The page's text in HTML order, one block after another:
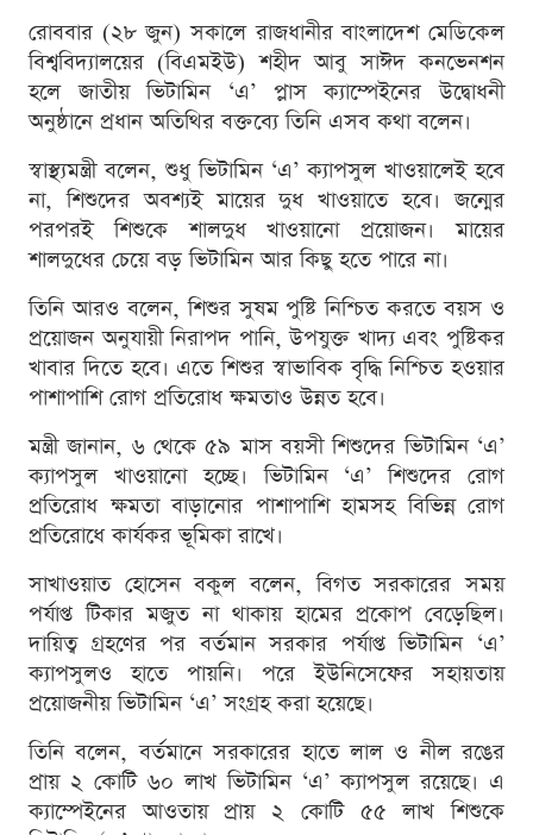
রোববার (২৮ জুন) সকালে রাজধানীর বাংলাদেশ মেডিকেল
বিশ্ববিদ্যালয়ের (বিএমইউ) শহীদ আবু সাঈদ কনভেনশন
হলে জাতীয় ভিটামিন ‘এ’ প্লাস ক্যাম্পেইনের উদ্বোধনী
অনুষ্ঠানে প্রধান অতিথির বক্তব্যে তিনি এসব কথা বলেন।
স্বাস্থ্যমন্ত্রী বলেন, শুধু ভিটামিন ‘এ’ ক্যাপসুল খাওয়ালেই হবে
না, শিশুদের অবশ্যই মায়ের দুধ খাওয়াতে হবে। জন্মের
পরপরই শিশুকে শালদুধ খাওয়ানো প্রয়োজন। মায়ের
শালদুধের চেয়ে বড় ভিটামিন আর কিছু হতে পারে না।
তিনি আরও বলেন, শিশুর সুষম পুষ্টি নিশ্চিত করতে বয়স ও
প্রয়োজন অনুযায়ী নিরাপদ পানি, উপযুক্ত খাদ্য এবং পুষ্টিকর
খাবার দিতে হবে। এতে শিশুর স্বাভাবিক বৃদ্ধি নিশ্চিত হওয়ার
পাশাপাশি রোগ প্রতিরোধ ক্ষমতাও উন্নত হবে।
মন্ত্রী জানান, ৬ থেকে ৫৯ মাস বয়সী শিশুদের ভিটামিন ‘এ’
ক্যাপসুল খাওয়ানো হচ্ছে। ভিটামিন ‘এ’ শিশুদের রোগ
প্রতিরোধ ক্ষমতা বাড়ানোর পাশাপাশি হামসহ বিভিন্ন রোগ
প্রতিরোধে কার্যকর ভূমিকা রাখে।
সাখাওয়াত হোসেন বকুল বলেন, বিগত সরকারের সময়
পর্যাপ্ত টিকার মজুত না থাকায় হামের প্রকোপ বেড়েছিল।
দায়িত্ব গ্রহণের পর বর্তমান সরকার পর্যাপ্ত ভিটামিন ‘এ’
ক্যাপসুলও হাতে পায়নি। পরে ইউনিসেফের সহায়তায়
প্রয়োজনীয় ভিটামিন ‘এ’ সংগ্রহ করা হয়েছে।
তিনি বলেন, বর্তমানে সরকারের হাতে লাল ও নীল রঙের
প্রায় ২ কোটি ৬০ লাখ ভিটামিন ‘এ’ ক্যাপসুল রয়েছে। এ
ক্যাম্পেইনের আওতায় প্রায় ২ কোটি ৫৫ লাখ শিশুকে